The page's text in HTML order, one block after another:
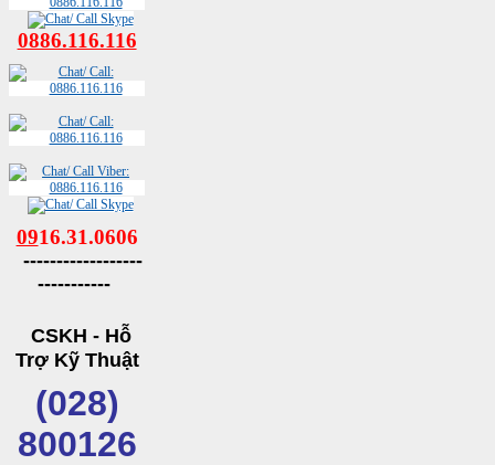
0886.116.116
0916.31.0606
------------------
-----------
CSKH - Hỗ
Trợ Kỹ Thuật
(028)
800126